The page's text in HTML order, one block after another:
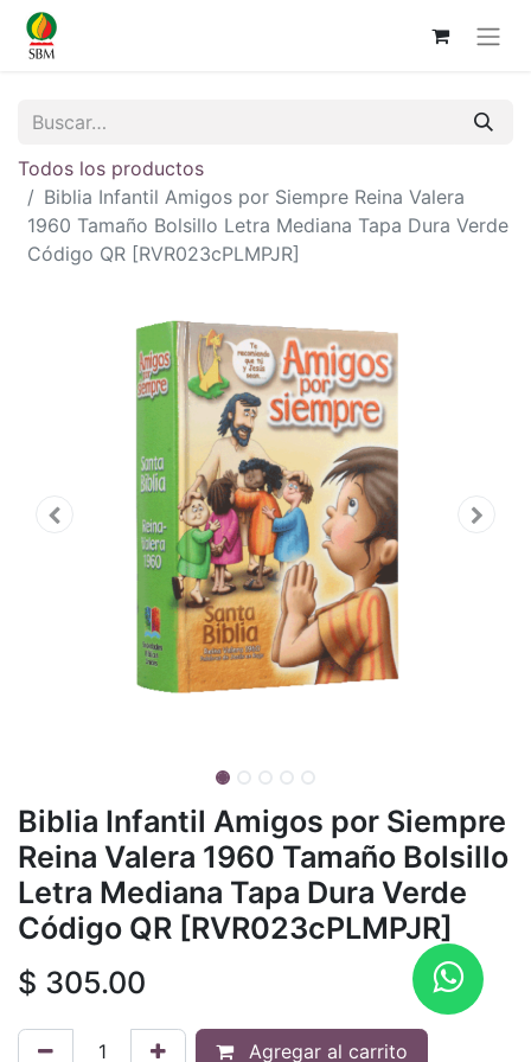
Todos los productos
Biblia Infantil Amigos por Siempre Reina Valera
1960 Tamaño Bolsillo Letra Mediana Tapa Dura Verde
Código QR [RVR023cPLMPJR]
Biblia Infantil Amigos por Siempre
Reina Valera 1960 Tamaño Bolsillo
Letra Mediana Tapa Dura Verde
Código QR [RVR023cPLMPJR]
$ 305.00
Agregar al carrito